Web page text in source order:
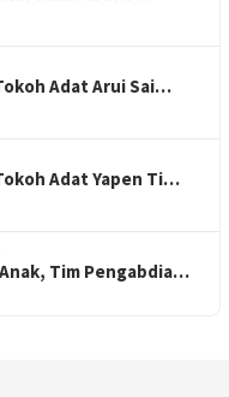
Adat Arui Sai…
Adat Yapen Ti…
Tim Pengabdia…